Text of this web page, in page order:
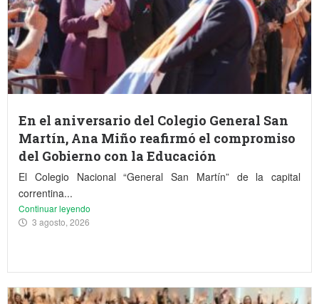
En el aniversario del Colegio General San
Martín, Ana Miño reafirmó el compromiso
del Gobierno con la Educación
El Colegio Nacional “General San Martín” de la capital
correntina...
Continuar leyendo
3 agosto, 2026